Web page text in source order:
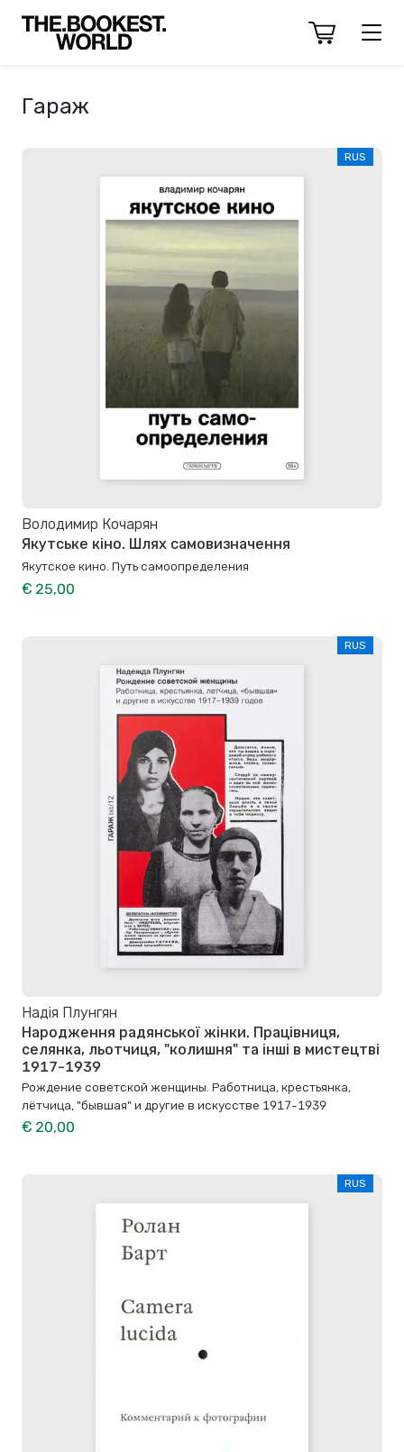
Гараж
RUS
Володимир Кочарян
Якутське кіно. Шлях самовизначення
Якутское кино. Путь самоопределения
€ 25,00
RUS
Надія Плунгян
Народження радянської жінки. Працівниця,
селянка, льотчиця, "колишня" та інші в мистецтві
1917-1939
Рождение советской женщины. Работница, крестьянка,
лётчица, "бывшая" и другие в искусстве 1917-1939
€ 20,00
RUS